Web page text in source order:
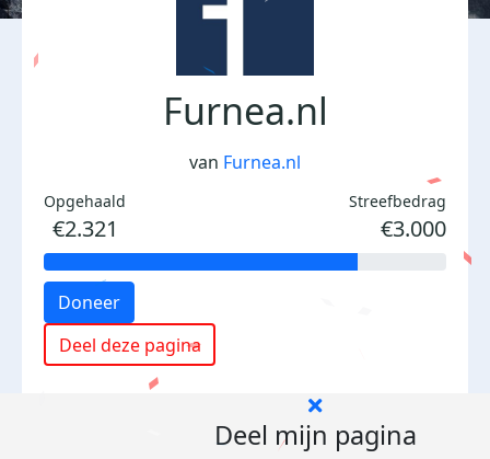
Furnea.nl
van Furnea.nl
Opgehaald
€2.321
Streefbedrag
€3.000
Doneer
Deel deze pagina
Deel mijn pagina